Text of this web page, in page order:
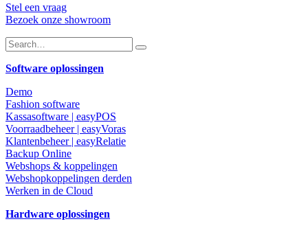
Stel een vraag
Bezoek onze showroom
Software oplossingen
Demo
Fashion software
Kassasoftware | easyPOS
Voorraadbeheer | easyVoras
Klantenbeheer | easyRelatie
Backup Online
Webshops & koppelingen
Webshopkoppelingen derden
Werken in de Cloud
Hardware oplossingen